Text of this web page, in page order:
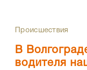
Происшествия
В
водителя